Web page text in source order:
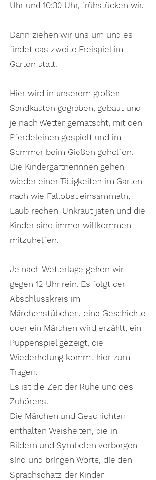
Uhr und 10:30 Uhr, frühstücken wir.
Dann ziehen wir uns um und es
findet das zweite Freispiel im
Garten statt.
Hier wird in unserem großen
Sandkasten gegraben, gebaut und
je nach Wetter gematscht, mit den
Pferdeleinen gespielt und im
Sommer beim Gießen geholfen.
Die Kindergärtnerinnen gehen
wieder einer Tätigkeiten im Garten
nach wie Fallobst einsammeln,
Laub rechen, Unkraut jäten und die
Kinder sind immer willkommen
mitzuhelfen.
Je nach Wetterlage gehen wir
gegen 12 Uhr rein. Es folgt der
Abschlusskreis im
Märchenstübchen, eine Geschichte
oder ein Märchen wird erzählt, ein
Puppenspiel gezeigt, die
Wiederholung kommt hier zum
Tragen.
Es ist die Zeit der Ruhe und des
Zuhörens.
Die Märchen und Geschichten
enthalten Weisheiten, die in
Bildern und Symbolen verborgen
sind und bringen Worte, die den
Sprachschatz der Kinder